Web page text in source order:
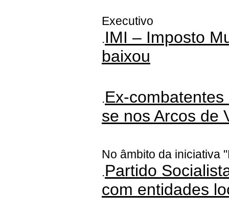
Executivo
.IMI – Imposto
baixou
.Ex-
se nos Arcos de
No âmbito da iniciativa
.Partido
com entidades